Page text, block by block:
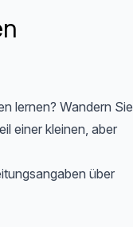
lernen? Wandern Sie
einer kleinen, aber
über